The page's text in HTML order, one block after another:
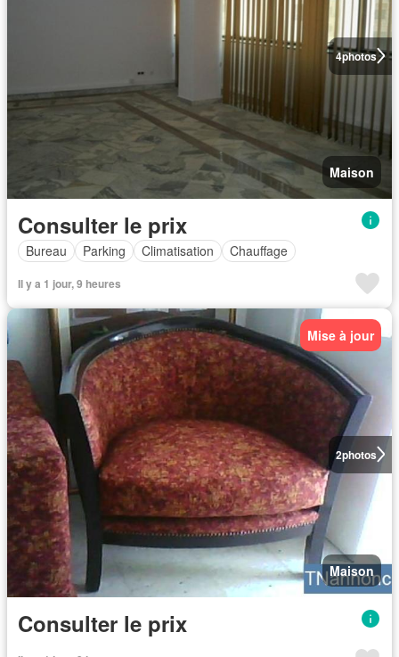
4photos
Maison
Consulter le prix
Bureau Parking Climatisation Chauffage
Il y a 1 jour, 9 heures
2photos
Mise à jour
Maison
Consulter le prix